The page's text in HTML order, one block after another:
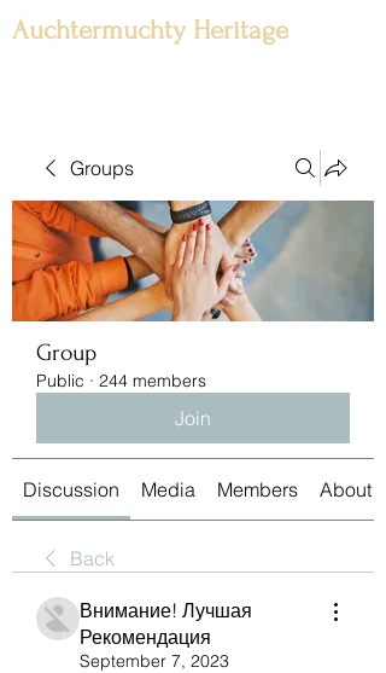
Auchtermuchty Heritage
Groups
Group
Public · 244 members
Join
Discussion Media Members About
Back
Внимание! Лучшая
Рекомендация
September 7, 2023